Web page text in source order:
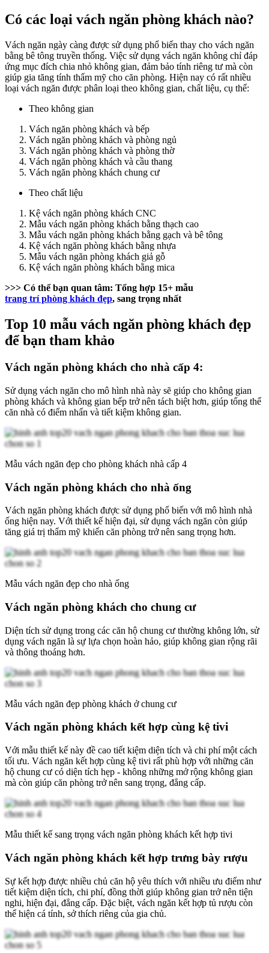
Có các loại vách ngăn phòng khách nào?
Vách ngăn ngày càng được sử dụng phổ biến thay cho vách ngăn
bằng bê tông truyền thống. Việc sử dụng vách ngăn không chỉ đáp
ứng mục đích chia nhỏ không gian, đảm bảo tính riêng tư mà còn
giúp gia tăng tính thẩm mỹ cho căn phòng. Hiện nay có rất nhiều
loại vách ngăn được phân loại theo không gian, chất liệu, cụ thể:
Theo không gian
Vách ngăn phòng khách và bếp
Vách ngăn phòng khách và phòng ngủ
Vách ngăn phòng khách và phòng thờ
Vách ngăn phòng khách và cầu thang
Vách ngăn phòng khách chung cư
Theo chất liệu
Kệ vách ngăn phòng khách CNC
Mẫu vách ngăn phòng khách bằng thạch cao
Mẫu vách ngăn phòng khách bằng gạch và bê tông
Kệ vách ngăn phòng khách bằng nhựa
Mẫu vách ngăn phòng khách giả gỗ
Kệ vách ngăn phòng khách bằng mica
>>> Có thể bạn quan tâm: Tổng hợp 15+ mẫu
trang trí phòng khách đẹp, sang trọng nhất
Top 10 mẫu vách ngăn phòng khách đẹp
để bạn tham khảo
Vách ngăn phòng khách cho nhà cấp 4:
Sử dụng vách ngăn cho mô hình nhà này sẽ giúp cho không gian
phòng khách và không gian bếp trở nên tách biệt hơn, giúp tổng thể
căn nhà có điểm nhấn và tiết kiệm không gian.
Mẫu vách ngăn đẹp cho phòng khách nhà cấp 4
Vách ngăn phòng khách cho nhà ống
Vách ngăn phòng khách được sử dụng phổ biến với mô hình nhà
ống hiện nay. Với thiết kế hiện đại, sử dụng vách ngăn còn giúp
tăng giá trị thẩm mỹ khiến căn phòng trở nên sang trọng hơn.
Mẫu vách ngăn đẹp cho nhà ống
Vách ngăn phòng khách cho chung cư
Diện tích sử dụng trong các căn hộ chung cư thường không lớn, sử
dụng vách ngăn là sự lựa chọn hoàn hảo, giúp không gian rộng rãi
và thông thoáng hơn.
Mẫu vách ngăn đẹp phòng khách ở chung cư
Vách ngăn phòng khách kết hợp cùng kệ tivi
Với mẫu thiết kế này đề cao tiết kiệm diện tích và chi phí một cách
tối ưu. Vách ngăn kết hợp cùng kệ tivi rất phù hợp với những căn
hộ chung cư có diện tích hẹp - không những mở rộng không gian
mà còn giúp căn phòng trở nên sang trọng, đẳng cấp.
Mẫu thiết kế sang trọng vách ngăn phòng khách kết hợp tivi
Vách ngăn phòng khách kết hợp trưng bày rượu
Sự kết hợp được nhiều chủ căn hộ yêu thích với nhiều ưu điểm như
tiết kiệm diện tích, chi phí, đồng thời giúp không gian trở nên tiện
nghi, hiện đại, đẳng cấp. Đặc biệt, vách ngăn kết hợp tủ rượu còn
thể hiện cá tính, sở thích riêng của gia chủ.